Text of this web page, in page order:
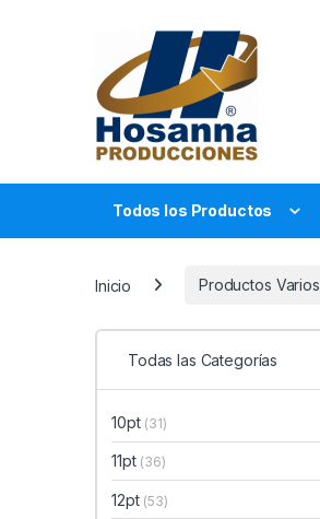
Todos los Productos
Inicio Productos Varios
Todas las Categorías
10pt (31)
11pt (36)
12pt (53)